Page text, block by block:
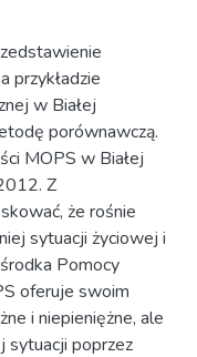
przykładzie
w Białej
porównawczą.
MOPS w Białej
Z
że rośnie
sytuacji życiowej i
Pomocy
oferuje swoim
i niepieniężne, ale
sytuacji poprzez